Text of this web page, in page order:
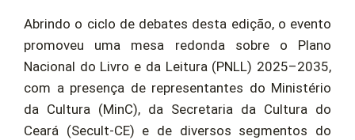
Abrindo o ciclo de debates desta edição, o evento
promoveu uma mesa redonda sobre o Plano
Nacional do Livro e da Leitura (PNLL) 2025–2035,
com a presença de representantes do Ministério
da Cultura (MinC), da Secretaria da Cultura do
Ceará (Secult-CE) e de diversos segmentos do